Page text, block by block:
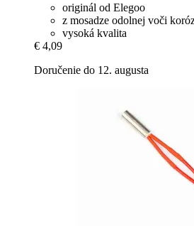
originál od Elegoo
z mosadze odolnej voči
vysoká kvalita
€ 4,09
Doručenie do 12. augusta